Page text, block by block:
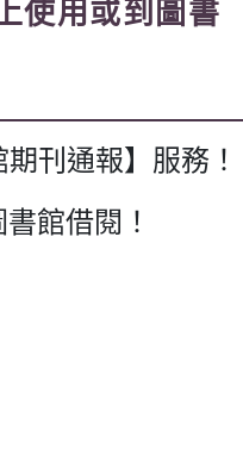
使用或到圖書
刊通報】服務！
館借閱！